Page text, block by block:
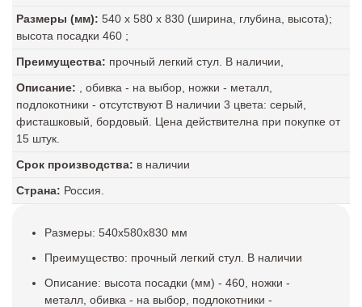
Размеры (мм): 540 х 580 х 830 (ширина, глубина, высота);
высота посадки 460 ;
Преимущества: прочный легкий стул. В наличии,
Описание: , обивка - на выбор, ножки - металл,
подлокотники - отсутствуют В наличии 3 цвета: серый,
фисташковый, бордовый. Цена действителна при покупке от
15 штук.
Срок производства: в наличии
Страна: Россия.
Размеры: 540x580x830 мм
Преимущество: прочный легкий стул. В наличии
Описание: высота посадки (мм) - 460, ножки -
металл, обивка - на выбор, подлокотники -